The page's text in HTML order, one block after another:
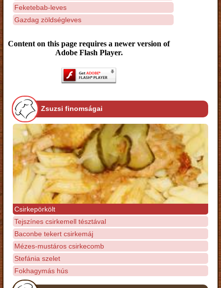
Feketebab-leves
Gazdag zöldségleves
Content on this page requires a newer version of
Adobe Flash Player.
Zsuzsi finomságai
Csirkepörkölt
Tejszínes csirkemell tésztával
Baconbe tekert csirkemáj
Mézes-mustáros csirkecomb
Stefánia szelet
Fokhagymás hús